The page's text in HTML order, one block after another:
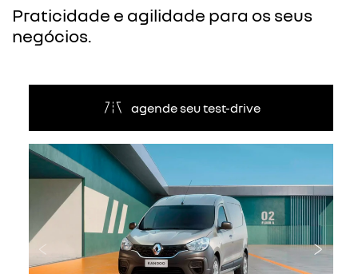
Praticidade e agilidade para os seus
negócios.
agende seu test-drive
Anterior